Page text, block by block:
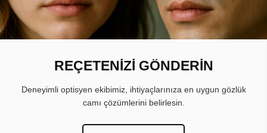
REÇETENİZİ GÖNDERİN
Deneyimli optisyen ekibimiz, ihtiyaçlarınıza en uygun gözlük
camı çözümlerini belirlesin.